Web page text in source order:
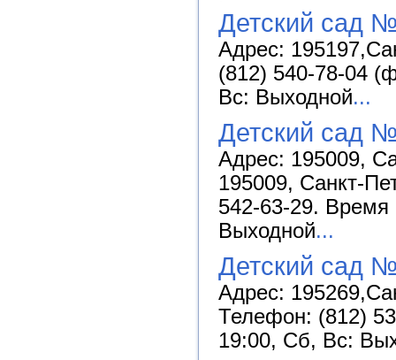
Детский сад
Адрес:
(812) 540-78-04
Вс: Выходной...
Детский сад
Адрес: 195009,
195009, Санкт-
542-63-29.
Выходной...
Детский сад
Адрес:
Телефон: (812)
19:00, Сб, Вс: